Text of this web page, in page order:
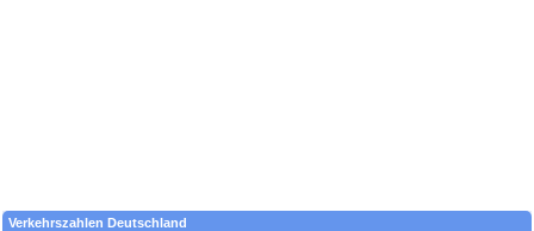
Verkehrszahlen Deutschland